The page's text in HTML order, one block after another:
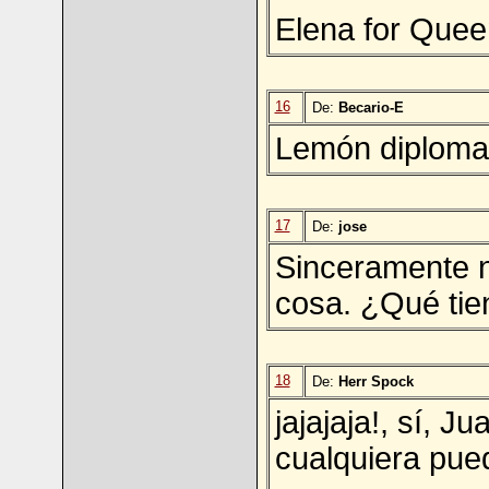
Elena for
16 De: Becario-E
Lemón
17 De: jose
Sinceramente
cosa. ¿Qué
18 De: Herr Spock
jajajaja!, sí,
cualquiera